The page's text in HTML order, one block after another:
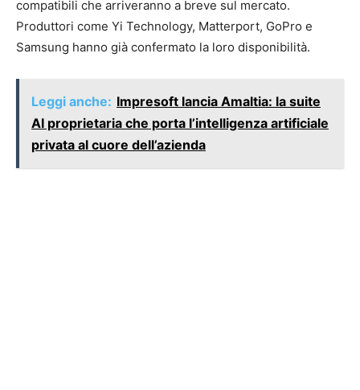
compatibili che arriveranno a breve sul mercato.
Produttori come Yi Technology, Matterport, GoPro e
Samsung hanno già confermato la loro disponibilità.
Leggi anche: Impresoft lancia Amaltia: la suite
AI proprietaria che porta l’intelligenza artificiale
privata al cuore dell’azienda